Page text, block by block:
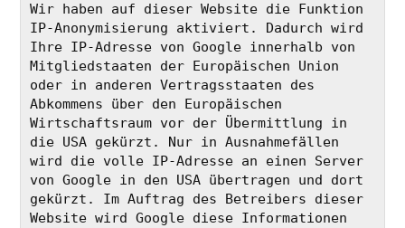
Wir haben auf dieser Website die Funktion
IP-Anonymisierung aktiviert. Dadurch wird
Ihre IP-Adresse von Google innerhalb von
Mitgliedstaaten der Europäischen Union
oder in anderen Vertragsstaaten des
Abkommens über den Europäischen
Wirtschaftsraum vor der Übermittlung in
die USA gekürzt. Nur in Ausnahmefällen
wird die volle IP-Adresse an einen Server
von Google in den USA übertragen und dort
gekürzt. Im Auftrag des Betreibers dieser
Website wird Google diese Informationen